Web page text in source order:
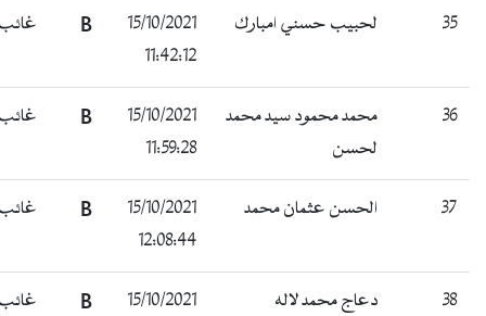
لحبيب حسني امبارك
15/10/2021
11:42:12
غائب
محمد محمود سيد محمد
لحسن
15/10/2021
11:59:28
غائب
الحسن عثمان محمد
15/10/2021
12:08:44
غائب
دعاج محمد لاله
15/10/2021
غائب